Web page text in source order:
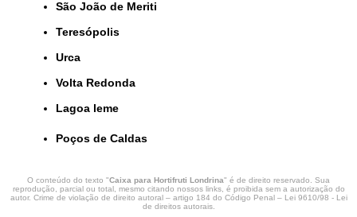
São João de Meriti
Teresópolis
Urca
Volta Redonda
lagoa leme
Poços de Caldas
O conteúdo do texto "Caixa para Hortifruti Londrina" é de direito reservado. Sua
reprodução, parcial ou total, mesmo citando nossos links, é proibida sem a autorização do
autor. Crime de violação de direito autoral – artigo 184 do Código Penal – Lei 9610/98 - Lei
de direitos autorais.